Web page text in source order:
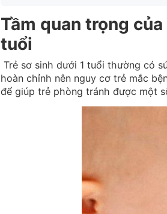
Tầm quan trọng
tuổi
Trẻ sơ sinh dưới 1 tuổi thường có
hoàn chỉnh nên nguy cơ trẻ mắc
để giúp trẻ phòng tránh được một